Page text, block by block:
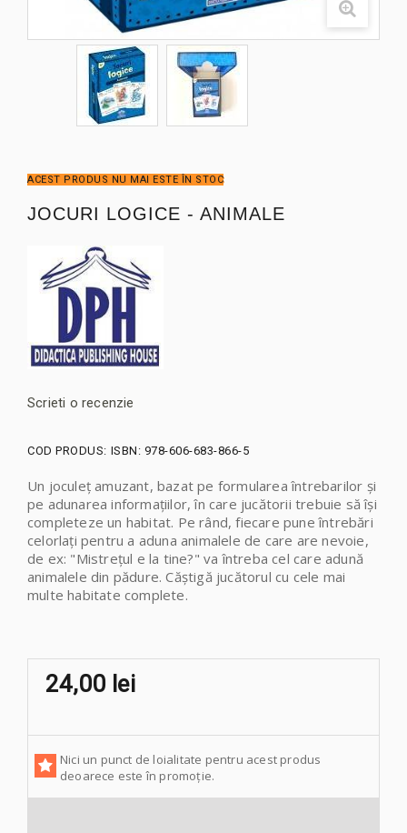
ACEST PRODUS NU MAI ESTE ÎN STOC
JOCURI LOGICE - ANIMALE
Scrieti o recenzie
COD PRODUS: ISBN: 978-606-683-866-5
Un joculeț amuzant, bazat pe formularea întrebarilor și
pe adunarea informațiilor, în care jucătorii trebuie să își
completeze un habitat. Pe rând, fiecare pune întrebări
celorlați pentru a aduna animalele de care are nevoie,
de ex: "Mistrețul e la tine?" va întreba cel care adună
animalele din pădure. Căștigă jucătorul cu cele mai
multe habitate complete.
24,00 lei
Nici un punct de loialitate pentru acest produs
deoarece este în promoție.